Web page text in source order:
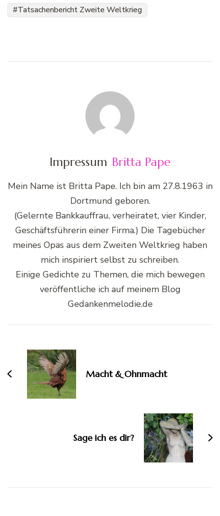
Tatsachenbericht Zweite Weltkrieg
Impressum Britta Pape
Mein Name ist Britta Pape. Ich bin am 27.8.1963 in
Dortmund geboren.
(Gelernte Bankkauffrau, verheiratet, vier Kinder,
Geschäftsführerin einer Firma.) Die Tagebücher
meines Opas aus dem Zweiten Weltkrieg haben
mich inspiriert selbst zu schreiben.
Einige Gedichte zu Themen, die mich bewegen
veröffentliche ich auf meinem Blog
Gedankenmelodie.de
Macht & Ohnmacht
Sage ich es dir?